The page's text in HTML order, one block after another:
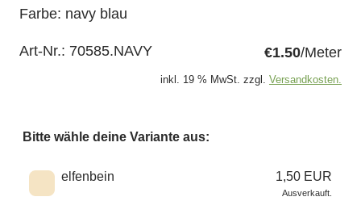
Farbe: navy blau
Art-Nr.: 70585.NAVY €1.50/Meter
inkl. 19 % MwSt. zzgl. Versandkosten.
Bitte wähle deine Variante aus:
Wähle eine Farbe
elfenbein 1,50 EUR
Ausverkauft.